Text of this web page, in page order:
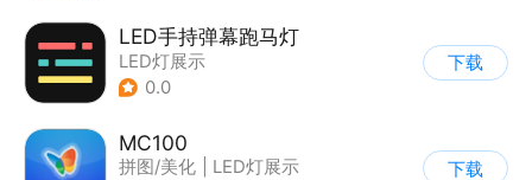
LED手持弹幕跑马灯
LED灯展示
0.0
下载
MC100
拼图/美化
LED灯展示
下载